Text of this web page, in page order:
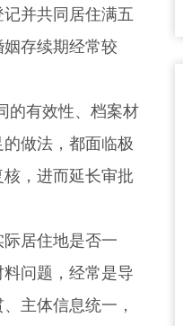
并共同居住满五
姻存续期经常较
的有效性、档案材
做法，都面临极
，进而延长审批
居住地是否一
问题，经常是导
主体信息统一，